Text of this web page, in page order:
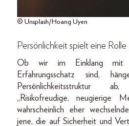
© Unsplash/Hoang Uyen
Persönlichkeit spielt eine Rolle
Ob wir im Einklang mit
Erfahrungsschatz sind,
Persönlichkeitsstruktur
„Risikofreudige, neugierige
wahrscheinlich eher
jene, die auf Sicherheit und